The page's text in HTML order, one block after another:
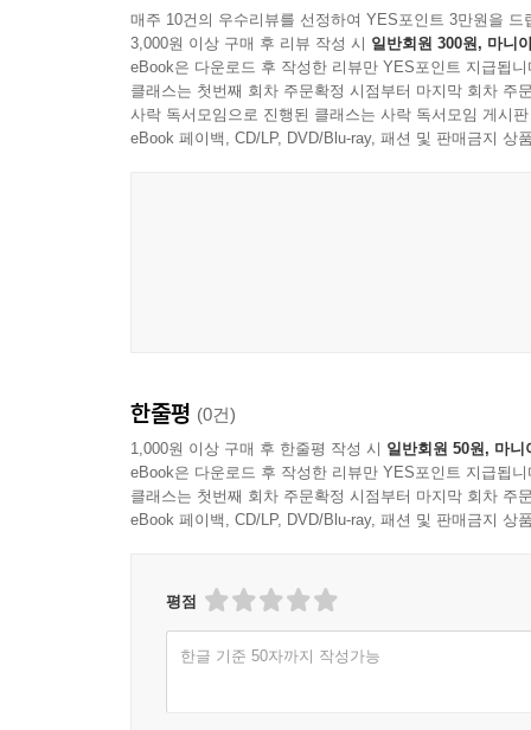
매주 10건의 우수리뷰를 선정하여 YES포인트 3만원을 드
3,000원 이상 구매 후 리뷰 작성 시 일반회원 300원, 마니
eBook은 다운로드 후 작성한 리뷰만 YES포인트 지급됩니
클래스는 첫번째 회차 주문확정 시점부터 마지막 회차 주
사락 독서모임으로 진행된 클래스는 사락 독서모임 게시
eBook 페이백, CD/LP, DVD/Blu-ray, 패션 및 판매금지 상
한줄평 (0건)
1,000원 이상 구매 후 한줄평 작성 시 일반회원 50원, 마니
eBook은 다운로드 후 작성한 리뷰만 YES포인트 지급됩니
클래스는 첫번째 회차 주문확정 시점부터 마지막 회차 주
eBook 페이백, CD/LP, DVD/Blu-ray, 패션 및 판매금지 상
평점
한글 기준 50자까지 작성가능